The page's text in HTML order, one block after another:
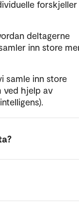
forskjeller
deltagerne
inn store
samle inn store
ved hjelp av